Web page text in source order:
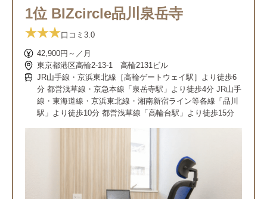
1位 BIZcircle品川泉岳寺
口コミ 3.0
42,900円～／月
東京都港区高輪2-13-1 高輪2131ビル
JR山手線・京浜東北線［高輪ゲートウェイ駅］より徒歩6
分 都営浅草線・京急本線「泉岳寺駅」より徒歩4分 JR山手
線・東海道線・京浜東北線・湘南新宿ライン等各線「品川
駅」より徒歩10分 都営浅草線「高輪台駅」より徒歩15分